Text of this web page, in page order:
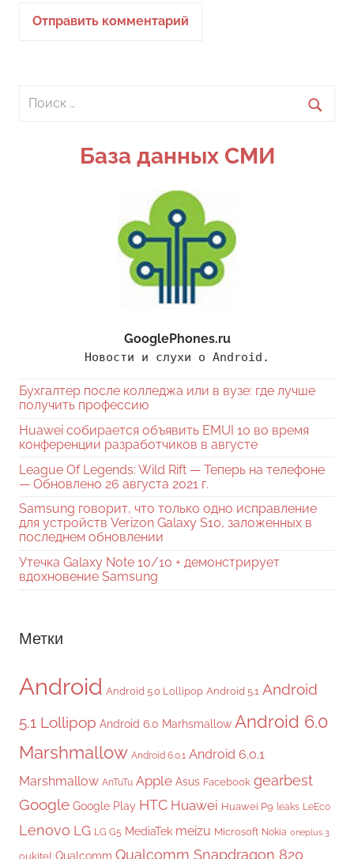
Поиск
База данных СМИ
GooglePhones.ru
Новости и слухи о Android.
Бухгалтер после колледжа или в вузе: где лучше
получить профессию
Huawei собирается объявить EMUI 10 во время
конференции разработчиков в августе
League Of Legends: Wild Rift — Теперь на телефоне
— Обновлено 26 августа 2021 г.
Samsung говорит, что только одно исправление
для устройств Verizon Galaxy S10, заложенных в
последнем обновлении
Утечка Galaxy Note 10/10 + демонстрирует
вдохновение Samsung
Метки
Android Android 5.0 Lollipop Android 5.1 Android
5.1 Lollipop Android 6.0 Marhsmallow Android 6.0
Marshmallow Android 6.0.1 Android 6.0.1
Marshmallow AnTuTu Apple Asus Facebook gearbest
Google Google Play HTC Huawei Huawei P9 leaks LeEco
Lenovo LG LG G5 MediaTek meizu Microsoft Nokia oneplus 3
oukitel Qualcomm Qualcomm Snapdragon 820